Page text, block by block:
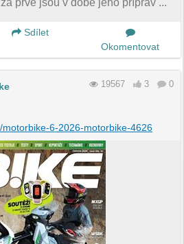
prvé jsou v době jeho příprav ...
Sdílet
Okomentovat
19567 3 0
motorbike-6-2026-motorbike-4626